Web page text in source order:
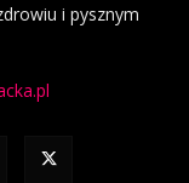
i pysznym